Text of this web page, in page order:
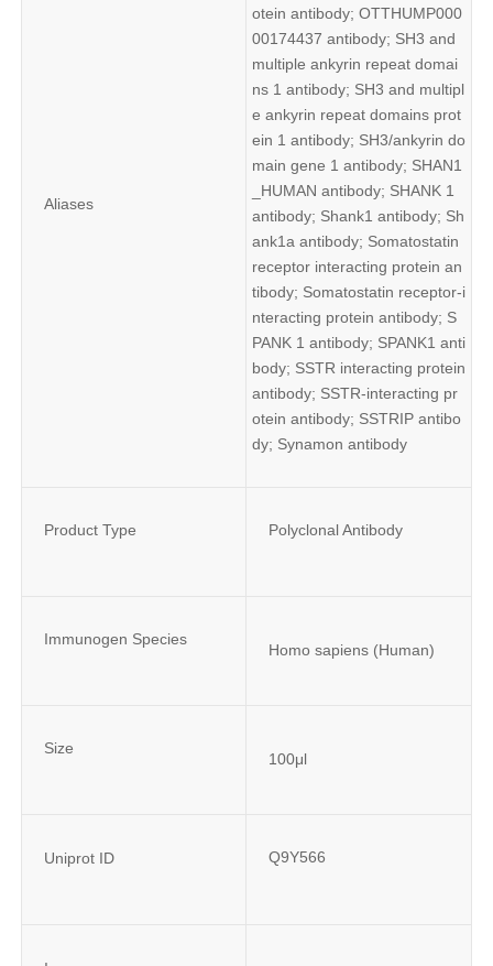
Aliases
otein antibody; OTTHUMP000
00174437 antibody; SH3 and
multiple ankyrin repeat domai
ns 1 antibody; SH3 and multipl
e ankyrin repeat domains prot
ein 1 antibody; SH3/ankyrin do
main gene 1 antibody; SHAN1
_HUMAN antibody; SHANK 1
antibody; Shank1 antibody; Sh
ank1a antibody; Somatostatin
receptor interacting protein an
tibody; Somatostatin receptor-i
nteracting protein antibody; S
PANK 1 antibody; SPANK1 anti
body; SSTR interacting protein
antibody; SSTR-interacting pr
otein antibody; SSTRIP antibo
dy; Synamon antibody
Product Type Polyclonal Antibody
Immunogen Species
Homo sapiens (Human)
Size
100μl
Uniprot ID Q9Y566